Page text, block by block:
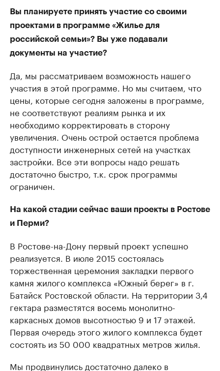
Вы планируете принять участие со своими
проектами в программе «Жилье для
российской семьи»? Вы уже подавали
документы на участие?
Да, мы рассматриваем возможность нашего
участия в этой программе. Но мы считаем, что
цены, которые сегодня заложены в программе,
не соответствуют реалиям рынка и их
необходимо корректировать в сторону
увеличения. Очень острой остается проблема
доступности инженерных сетей на участках
застройки. Все эти вопросы надо решать
достаточно быстро, т.к. срок программы
ограничен.
На какой стадии сейчас ваши проекты в Ростове
и Перми?
В Ростове-на-Дону первый проект успешно
реализуется. В июле 2015 состоялась
торжественная церемония закладки первого
камня жилого комплекса «Южный берег» в г.
Батайск Ростовской области. На территории 3,4
гектара разместятся восемь монолитно-
каркасных домов высотностью 9 и 17 этажей.
Первая очередь этого жилого комплекса будет
состоять из 50 000 квадратных метров жилья.
Мы продвинулись достаточно далеко в